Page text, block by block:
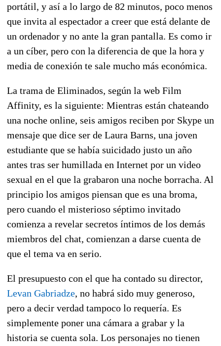
portátil, y así a lo largo de 82 minutos, poco menos
que invita al espectador a creer que está delante de
un ordenador y no ante la gran pantalla. Es como ir
a un cíber, pero con la diferencia de que la hora y
media de conexión te sale mucho más económica.
La trama de Eliminados, según la web Film
Affinity, es la siguiente: Mientras están chateando
una noche online, seis amigos reciben por Skype un
mensaje que dice ser de Laura Barns, una joven
estudiante que se había suicidado justo un año
antes tras ser humillada en Internet por un video
sexual en el que la grabaron una noche borracha. Al
principio los amigos piensan que es una broma,
pero cuando el misterioso séptimo invitado
comienza a revelar secretos íntimos de los demás
miembros del chat, comienzan a darse cuenta de
que el tema va en serio.
El presupuesto con el que ha contado su director,
Levan Gabriadze, no habrá sido muy generoso,
pero a decir verdad tampoco lo requería. Es
simplemente poner una cámara a grabar y la
historia se cuenta sola. Los personajes no tienen